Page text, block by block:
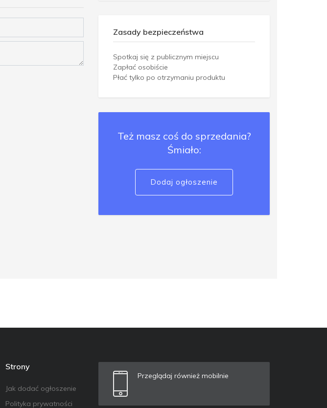
Zasady bezpieczeństwa
Spotkaj się z publicznym miejscu
Zapłać osobiście
Płać tylko po otrzymaniu produktu
Też masz coś do sprzedania?
Śmiało:
Dodaj ogłoszenie
Strony
Jak dodać ogłoszenie
Polityka prywatności
Przeglądaj również mobilnie